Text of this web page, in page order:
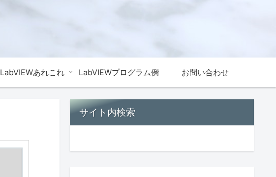
LabVIEWあれこれ LabVIEWプログラム例 お問い合わせ
サイト内検索